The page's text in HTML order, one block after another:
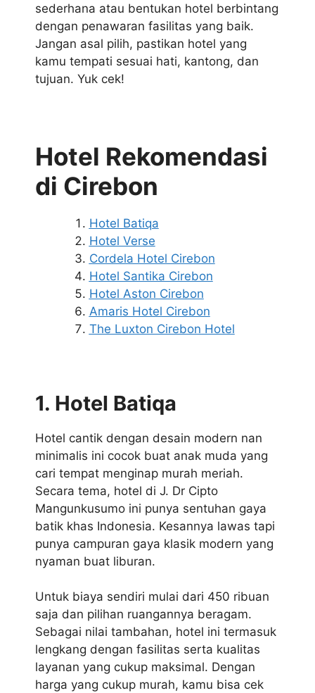
sederhana atau bentukan hotel berbintang
dengan penawaran fasilitas yang baik.
Jangan asal pilih, pastikan hotel yang
kamu tempati sesuai hati, kantong, dan
tujuan. Yuk cek!
Hotel Rekomendasi
di Cirebon
Hotel Batiqa
Hotel Verse
Cordela Hotel Cirebon
Hotel Santika Cirebon
Hotel Aston Cirebon
Amaris Hotel Cirebon
The Luxton Cirebon Hotel
1. Hotel Batiqa
Hotel cantik dengan desain modern nan
minimalis ini cocok buat anak muda yang
cari tempat menginap murah meriah.
Secara tema, hotel di J. Dr Cipto
Mangunkusumo ini punya sentuhan gaya
batik khas Indonesia. Kesannya lawas tapi
punya campuran gaya klasik modern yang
nyaman buat liburan.
Untuk biaya sendiri mulai dari 450 ribuan
saja dan pilihan ruangannya beragam.
Sebagai nilai tambahan, hotel ini termasuk
lengkang dengan fasilitas serta kualitas
layanan yang cukup maksimal. Dengan
harga yang cukup murah, kamu bisa cek